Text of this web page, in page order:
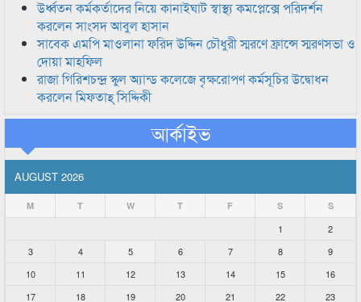
উর্ধ্বতন কর্মকর্তাদের নিয়ে কানাইঘাট স্বাস্থ্য কমপ্লেক্সে পরিদর্শন
করলেন সাংসদ আবুল হাসান
সাবেক এমপি মাওলানা ফরিদ উদ্দিন চৌধুরী স্মরণে ফ্রান্সে স্মরণসভা ও
দোয়া মাহফিল
রাজা গিরিশচন্দ্র স্কুল অ্যান্ড কলেজে বৃক্ষরোপণ কর্মসূচির উদ্বোধন
করলেন মিফতাহ্ সিদ্দিকী
আর্কাইভ
AUGUST 2026
M T W T F S S
1
2
3
4 5 6 7 8
9
10
11 12 13 14 15
16
17
18 19 20 21 22 23